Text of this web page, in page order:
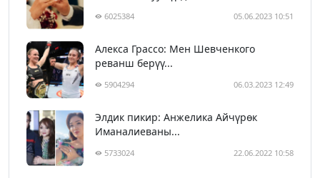
6025384 05.06.2023 10:51
Алекса Грассо: Мен Шевченкого
реванш берүү...
5904294 06.03.2023 12:49
Элдик пикир: Анжелика Айчүрөк
Иманалиеваны...
5733024 22.06.2022 10:58